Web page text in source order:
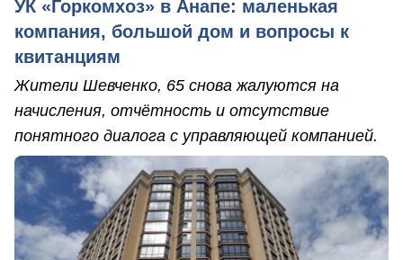
УК «Горкомхоз» в Анапе: маленькая
компания, большой дом и вопросы к
квитанциям
Жители Шевченко, 65 снова жалуются на
начисления, отчётность и отсутствие
понятного диалога с управляющей компанией.